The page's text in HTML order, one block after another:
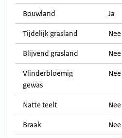
Bouwland Ja
Tijdelijk grasland Nee
Blijvend grasland Nee
Vlinderbloemig
gewas
Nee
Natte teelt Nee
Braak Nee